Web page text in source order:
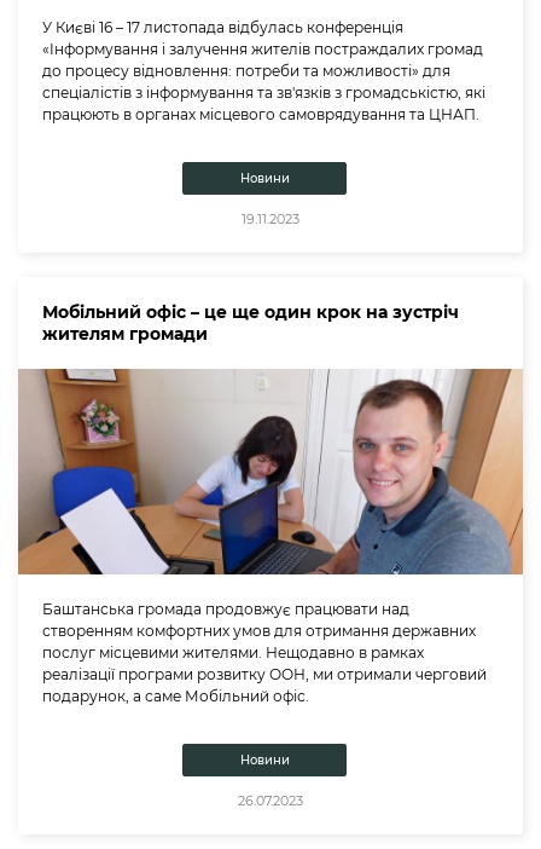
У Києві 16 – 17 листопада відбулась конференція
«Інформування і залучення жителів постраждалих громад
до процесу відновлення: потреби та можливості» для
спеціалістів з інформування та зв'язків з громадськістю, які
працюють в органах місцевого самоврядування та ЦНАП.
Новини
19.11.2023
Мобільний офіс – це ще один крок на зустріч
жителям громади
Баштанська громада продовжує працювати над
створенням комфортних умов для отримання державних
послуг місцевими жителями. Нещодавно в рамках
реалізації програми розвитку ООН, ми отримали черговий
подарунок, а саме Мобільний офіс.
Новини
26.07.2023